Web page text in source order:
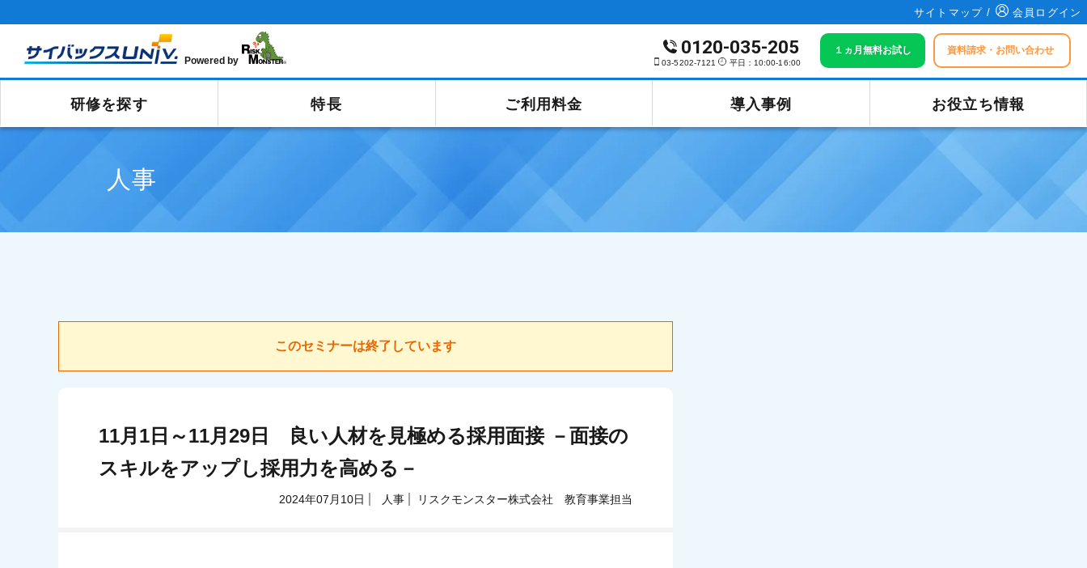
サイトマップ / 会員ログイン
Powered by
0120-035-205
03-5202-7121 平日：10:00-16:00
１ヵ月無料お試し 資料請求・お問い合わせ
研修を探す 特長 ご利用料金 導入事例 お役立ち情報
人事
このセミナーは終了しています
11月1日～11月29日 良い人材を見極める採用面接 －面接の
スキルをアップし採用力を高める－
2024年07月10日 人事 リスクモンスター株式会社 教育事業担当